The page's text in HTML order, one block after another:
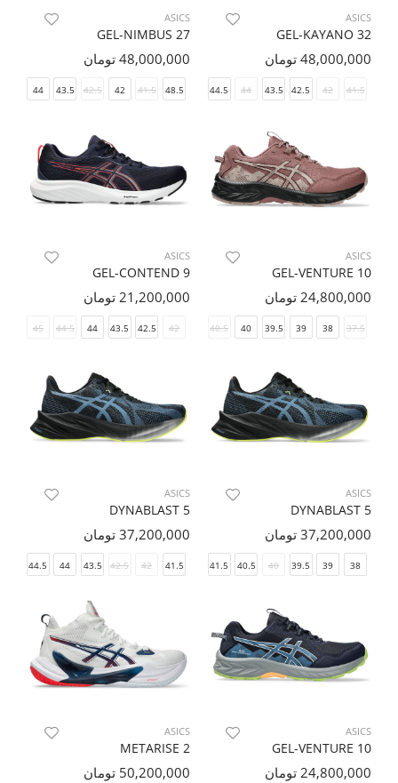
ASICS
GEL-KAYANO 32
48,000,000 تومان
41.5
42
42.5
43.5
44
44.5
46
46.5
48
ASICS
GEL-NIMBUS 27
48,000,000 تومان
48.5
41.5
42
42.5
43.5
44
ASICS
GEL-VENTURE 10
24,800,000 تومان
37.5
38
39
39.5
40
40.5
ASICS
GEL-CONTEND 9
21,200,000 تومان
42
42.5
43.5
44
44.5
45
ASICS
DYNABLAST 5
37,200,000 تومان
38
39
39.5
40
40.5
41.5
ASICS
DYNABLAST 5
37,200,000 تومان
41.5
42
42.5
43.5
44
44.5
ASICS
GEL-VENTURE 10
24,800,000 تومان
ASICS
METARISE 2
50,200,000 تومان